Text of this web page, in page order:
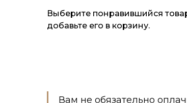
Выберите понравившийся
добавьте его в корзину.
Вам не обязательно